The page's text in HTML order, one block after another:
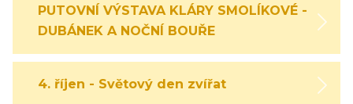
PUTOVNÍ VÝSTAVA KLÁRY SMOLÍKOVÉ -
DUBÁNEK A NOČNÍ BOUŘE
4. říjen - Světový den zvířat